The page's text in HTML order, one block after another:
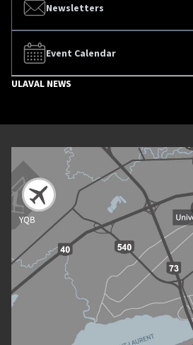
Newsletters
Event Calendar
ULAVAL NEWS